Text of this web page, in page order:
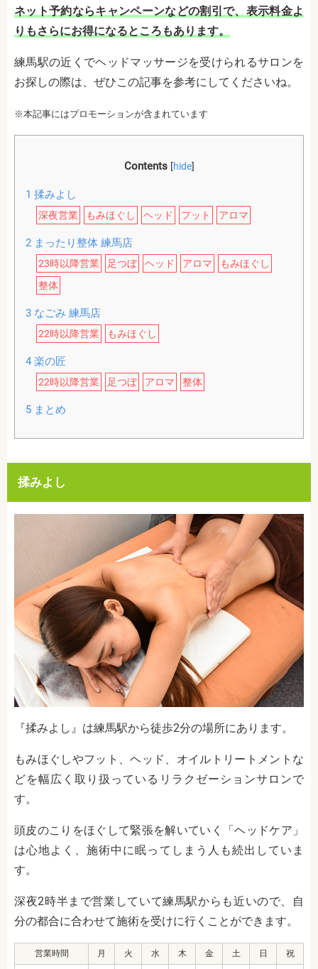
ネット予約ならキャンペーンなどの割引で、表示料金よ
りもさらにお得になるところもあります。
練馬駅の近くでヘッドマッサージを受けられるサロンを
お探しの際は、ぜひこの記事を参考にしてくださいね。
※本記事にはプロモーションが含まれています
Contents [hide]
1 揉みよし
深夜営業 もみほぐし ヘッド フット アロマ
2まったり整体 練馬店
23時以降営業 足つぼ ヘッド アロマ
もみほぐし
整体
3なごみ 練馬店
22時以降営業 もみほぐし
4楽の匠
22時以降営業 足つぼ アロマ 整体
5まとめ
揉みよし
『揉みよし』は練馬駅から徒歩2分の場所にあります。
もみほぐしやフット、ヘッド、オイルトリートメントな
どを幅広く取り扱っているリラクゼーションサロンで
す。
頭皮のこりをほぐして緊張を解いていく「ヘッドケア」
は心地よく、施術中に眠ってしまう人も続出していま
す。
深夜2時半まで営業していて練馬駅からも近いので、自
分の都合に合わせて施術を受けに行くことができます。
営業時間 月 火 水 木 金 土 日 祝